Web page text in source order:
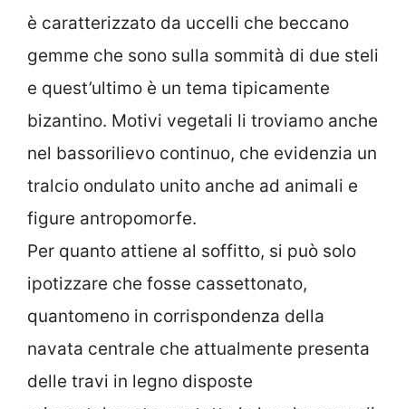
è caratterizzato da uccelli che beccano
gemme che sono sulla sommità di due steli
e quest’ultimo è un tema tipicamente
bizantino. Motivi vegetali li troviamo anche
nel bassorilievo continuo, che evidenzia un
tralcio ondulato unito anche ad animali e
figure antropomorfe.
Per quanto attiene al soffitto, si può solo
ipotizzare che fosse cassettonato,
quantomeno in corrispondenza della
navata centrale che attualmente presenta
delle travi in legno disposte